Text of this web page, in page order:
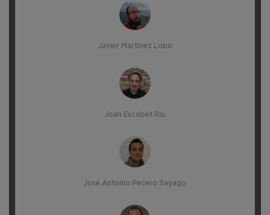
Javier Martínez Lobo
Joan Escobet Riu
José Antonio Pecero Sayago